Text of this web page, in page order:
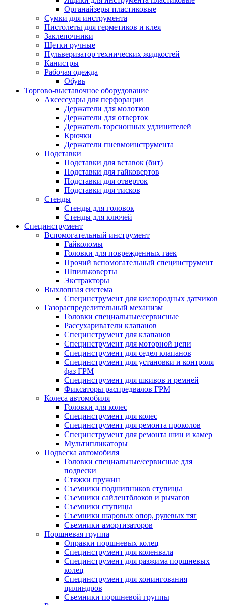
Органайзеры пластиковые
Сумки для инструмента
Пистолеты для герметиков и клея
Заклепочники
Щетки ручные
Пульверизатор технических жидкостей
Канистры
Рабочая одежда
Обувь
Торгово-выставочное оборудование
Аксессуары для перфорации
Держатели для молотков
Держатели для отверток
Держатель торсионных удлинителей
Крючки
Держатели пневмоинструмента
Подставки
Подставки для вставок (бит)
Подставки для гайковертов
Подставки для отверток
Подставки для тисков
Стенды
Стенды для головок
Стенды для ключей
Специнструмент
Вспомогательный инструмент
Гайколомы
Головки для поврежденных гаек
Прочий вспомогательный специнструмент
Шпильковерты
Экстракторы
Выхлопная система
Специнструмент для кислородных датчиков
Газораспределительный механизм
Головки специальные/сервисные
Рассухариватели клапанов
Специнструмент для клапанов
Специнструмент для моторной цепи
Специнструмент для седел клапанов
Специнструмент для установки и контроля
фаз ГРМ
Специнструмент для шкивов и ремней
Фиксаторы распредвалов ГРМ
Колеса автомобиля
Головки для колес
Специнструмент для колес
Специнструмент для ремонта проколов
Специнструмент для ремонта шин и камер
Мультипликаторы
Подвеска автомобиля
Головки специальные/сервисные для
подвески
Стяжки пружин
Съемники подшипников ступицы
Съемники сайлентблоков и рычагов
Съемники ступицы
Съемники шаровых опор, рулевых тяг
Съемники амортизаторов
Поршневая группа
Оправки поршневых колец
Специнструмент для коленвала
Специнструмент для разжима поршневых
колец
Специнструмент для хонингования
цилиндров
Съемники поршневой группы